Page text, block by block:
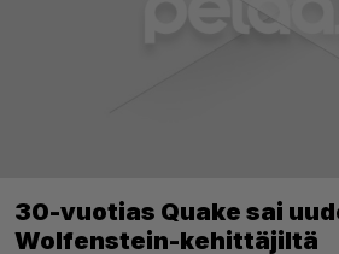
30-vuotias Quake sai
Wolfenstein-kehittäjiltä